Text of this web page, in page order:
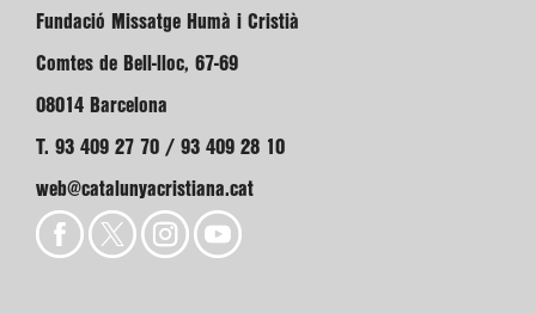
Fundació Missatge Humà i Cristià
Comtes de Bell-lloc, 67-69
08014 Barcelona
T. 93 409 27 70 / 93 409 28 10
web@catalunyacristiana.cat